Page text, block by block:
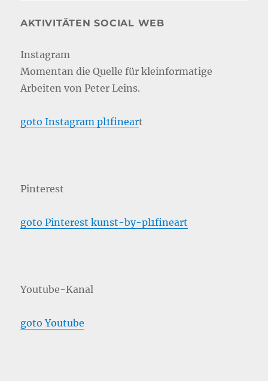
AKTIVITÄTEN SOCIAL WEB
Instagram
Momentan die Quelle für kleinformatige
Arbeiten von Peter Leins.
goto Instagram pl1fineart
Pinterest
goto Pinterest kunst-by-pl1fineart
Youtube-Kanal
goto Youtube